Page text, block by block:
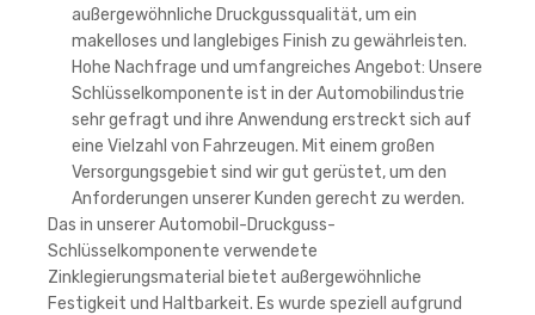
außergewöhnliche Druckgussqualität, um ein
makelloses und langlebiges Finish zu gewährleisten.
Hohe Nachfrage und umfangreiches Angebot: Unsere
Schlüsselkomponente ist in der Automobilindustrie
sehr gefragt und ihre Anwendung erstreckt sich auf
eine Vielzahl von Fahrzeugen. Mit einem großen
Versorgungsgebiet sind wir gut gerüstet, um den
Anforderungen unserer Kunden gerecht zu werden.
Das in unserer Automobil-Druckguss-
Schlüsselkomponente verwendete
Zinklegierungsmaterial bietet außergewöhnliche
Festigkeit und Haltbarkeit. Es wurde speziell aufgrund